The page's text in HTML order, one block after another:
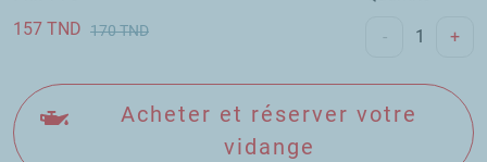
157 TND 170TND - +
Acheter et réserver votre
vidange